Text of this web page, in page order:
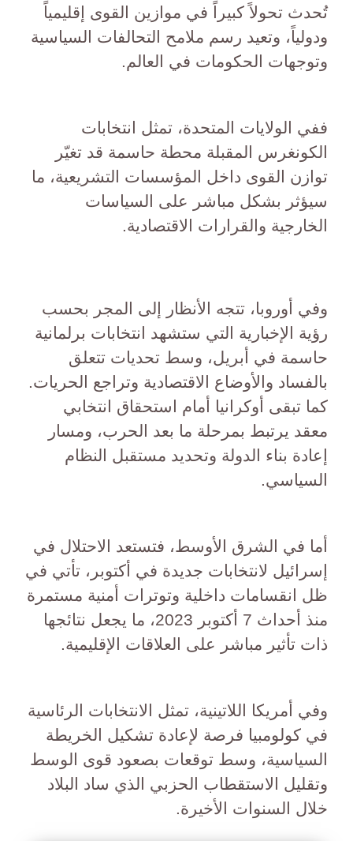
تُحدث تحولاً كبيراً في موازين القوى إقليمياً
ودولياً، وتعيد رسم ملامح التحالفات السياسية
وتوجهات الحكومات في العالم.
ففي الولايات المتحدة، تمثل انتخابات
الكونغرس المقبلة محطة حاسمة قد تغيّر
توازن القوى داخل المؤسسات التشريعية، ما
سيؤثر بشكل مباشر على السياسات
الخارجية والقرارات الاقتصادية.
وفي أوروبا، تتجه الأنظار إلى المجر بحسب
رؤية الإخبارية التي ستشهد انتخابات برلمانية
حاسمة في أبريل، وسط تحديات تتعلق
بالفساد والأوضاع الاقتصادية وتراجع الحريات.
كما تبقى أوكرانيا أمام استحقاق انتخابي
معقد يرتبط بمرحلة ما بعد الحرب، ومسار
إعادة بناء الدولة وتحديد مستقبل النظام
السياسي.
أما في الشرق الأوسط، فتستعد الاحتلال في
إسرائيل لانتخابات جديدة في أكتوبر، تأتي في
ظل انقسامات داخلية وتوترات أمنية مستمرة
منذ أحداث 7 أكتوبر 2023، ما يجعل نتائجها
ذات تأثير مباشر على العلاقات الإقليمية.
وفي أمريكا اللاتينية، تمثل الانتخابات الرئاسية
في كولومبيا فرصة لإعادة تشكيل الخريطة
السياسية، وسط توقعات بصعود قوى الوسط
وتقليل الاستقطاب الحزبي الذي ساد البلاد
خلال السنوات الأخيرة.